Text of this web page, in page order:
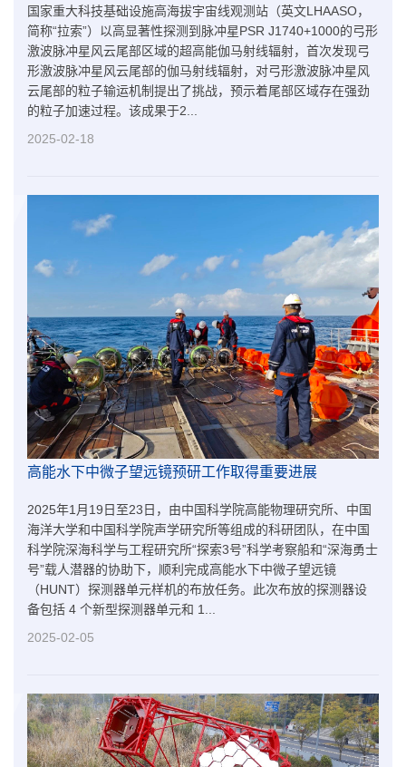
​国家重大科技基础设施高海拔宇宙线观测站（英文LHAASO，
简称“拉索”）以高显著性探测到脉冲星PSR J1740+1000的弓形
激波脉冲星风云尾部区域的超高能伽马射线辐射，首次发现弓
形激波脉冲星风云尾部的伽马射线辐射，对弓形激波脉冲星风
云尾部的粒子输运机制提出了挑战，预示着尾部区域存在强劲
的粒子加速过程。该成果于2...
2025-02-18
高能水下中微子望远镜预研工作取得重要进展​
2025年1月19日至23日，由中国科学院高能物理研究所、中国
海洋大学和中国科学院声学研究所等组成的科研团队，在中国
科学院深海科学与工程研究所“探索3号”科学考察船和“深海勇士
号”载人潜器的协助下，顺利完成高能水下中微子望远镜
（HUNT）探测器单元样机的布放任务。此次布放的探测器设
备包括 4 个新型探测器单元和 1...
2025-02-05